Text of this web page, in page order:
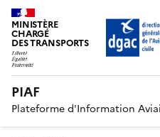
MINISTÈRE
CHARGÉ
DES TRANSPORTS
PIAF
Plateforme d'Information